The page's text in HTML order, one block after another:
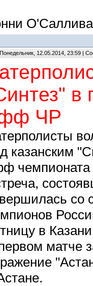
12.05.2014, 23:59 |
в
ЧР
казанским
чемпионата
со
в
матче